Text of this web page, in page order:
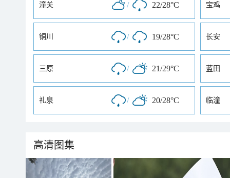
潼关 / 22/28°C 宝鸡
铜川 / 19/28°C 长安
三原 / 21/29°C 蓝田
礼泉 / 20/28°C 临潼
高清图集